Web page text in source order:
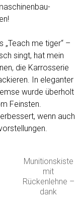
„Teach me tiger“ –
singt, hat mein
die Karrosserie
In eleganter
wurde überholt
Feinsten.
wenn auch
Munitionskiste
mit
Rückenlehne –
dank